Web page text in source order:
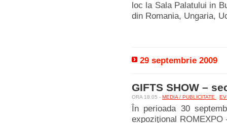
loc la Sala Palatului in
din Romania, Ungaria,
29 septembrie 2009
GIFTS SHOW –
ORA 18.05 - MEDIA / PUBLICITATE
În perioada 30
expoziţional